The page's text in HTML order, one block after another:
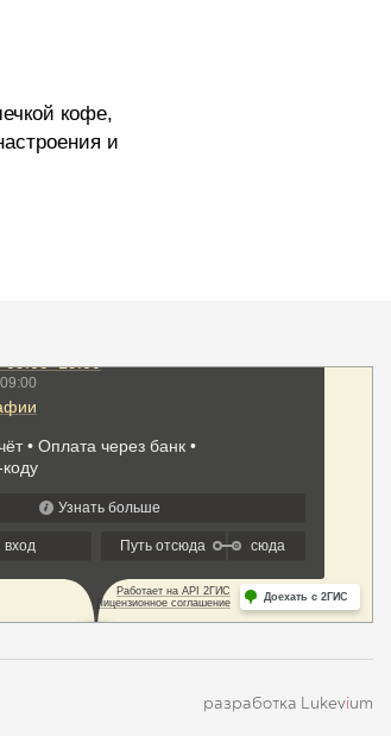
кофе,
и
разработка Lukevium